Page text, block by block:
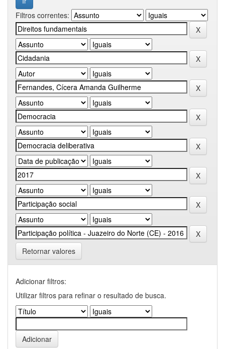
Filtros correntes:
Retornar valores
Adicionar filtros:
Utilizar filtros para refinar o resultado de busca.